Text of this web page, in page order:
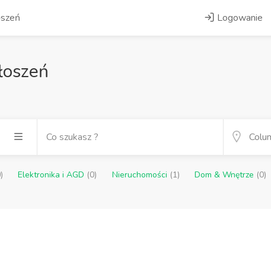
Logowanie
Elektronika i AGD (0) Nieruchomości (1) Dom & Wnętrze (0)